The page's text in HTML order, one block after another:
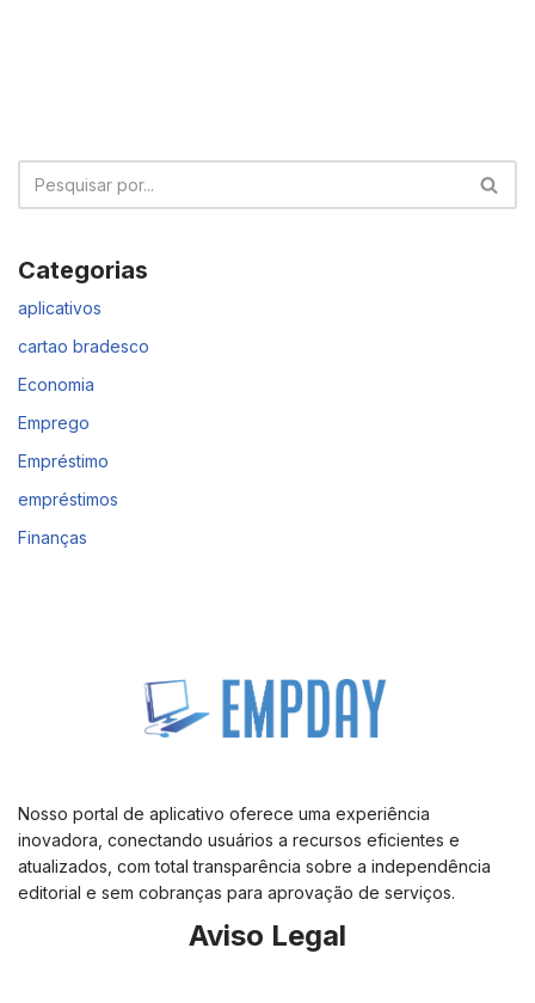
Categorias
aplicativos
cartao bradesco
Economia
Emprego
Empréstimo
empréstimos
Finanças
Nosso portal de aplicativo oferece uma experiência
inovadora, conectando usuários a recursos eficientes e
atualizados, com total transparência sobre a independência
editorial e sem cobranças para aprovação de serviços.
Aviso Legal